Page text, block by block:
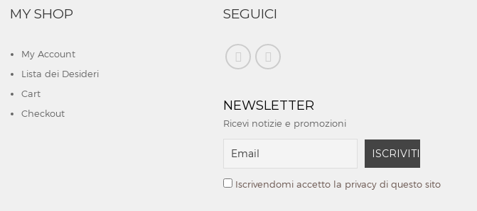
MY SHOP
My Account
Lista dei Desideri
Cart
Checkout
SEGUICI
NEWSLETTER
Ricevi notizie e promozioni
Iscrivendomi accetto la privacy di questo sito